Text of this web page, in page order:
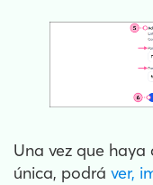
Una vez que
única, podrá ver,